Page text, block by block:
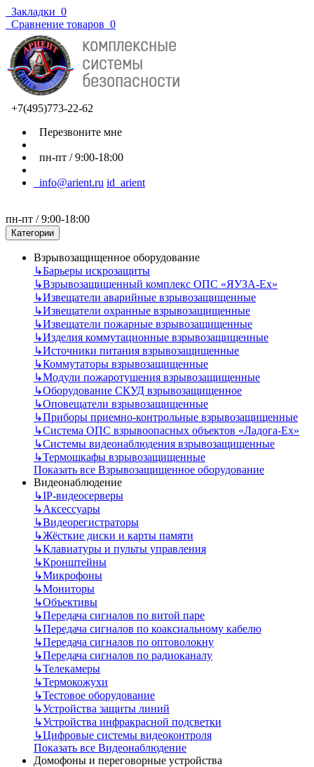
Закладки 0
Сравнение товаров 0
+7(495)773-22-62
Перезвоните мне
пн-пт / 9:00-18:00
info@arient.ru id_arient
пн-пт / 9:00-18:00
Категории
Взрывозащищенное оборудование
↳Барьеры искрозащиты
↳Взрывозащищенный комплекс ОПС «ЯУЗА-Ех»
↳Извещатели аварийные взрывозащищенные
↳Извещатели охранные взрывозащищенные
↳Извещатели пожарные взрывозащищенные
↳Изделия коммутационные взрывозащищенные
↳Источники питания взрывозащищенные
↳Коммутаторы взрывозащищенные
↳Модули пожаротушения взрывозащищенные
↳Оборудование СКУД взрывозащищенное
↳Оповещатели взрывозащищенные
↳Приборы приемно-контрольные взрывозащищенные
↳Система ОПС взрывоопасных объектов «Ладога-Ex»
↳Системы видеонаблюдения взрывозащищенные
↳Термошкафы взрывозащищенные
Показать все Взрывозащищенное оборудование
Видеонаблюдение
↳IP-видеосерверы
↳Аксессуары
↳Видеорегистраторы
↳Жёсткие диски и карты памяти
↳Клавиатуры и пульты управления
↳Кронштейны
↳Микрофоны
↳Мониторы
↳Объективы
↳Передача сигналов по витой паре
↳Передача сигналов по коаксиальному кабелю
↳Передача сигналов по оптоволокну
↳Передача сигналов по радиоканалу
↳Телекамеры
↳Термокожухи
↳Тестовое оборудование
↳Устройства защиты линий
↳Устройства инфракрасной подсветки
↳Цифровые системы видеоконтроля
Показать все Видеонаблюдение
Домофоны и переговорные устройства